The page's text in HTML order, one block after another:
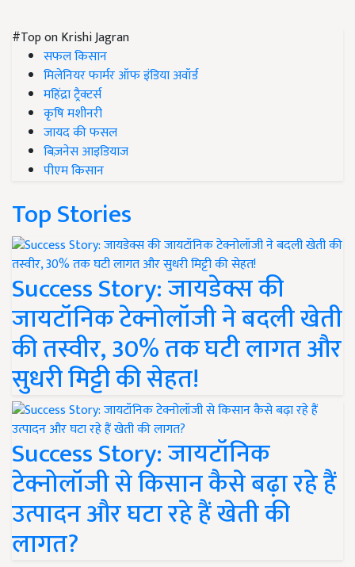
#Top on Krishi Jagran
सफल किसान
मिलेनियर फार्मर ऑफ इंडिया अवॉर्ड
महिंद्रा ट्रैक्टर्स
कृषि मशीनरी
जायद की फसल
बिज़नेस आइडियाज
पीएम किसान
Top Stories
Success Story: जायडेक्स की
जायटॉनिक टेक्नोलॉजी ने बदली खेती
की तस्वीर, 30% तक घटी लागत और
सुधरी मिट्टी की सेहत!
Success Story: जायटॉनिक
टेक्नोलॉजी से किसान कैसे बढ़ा रहे हैं
उत्पादन और घटा रहे हैं खेती की
लागत?